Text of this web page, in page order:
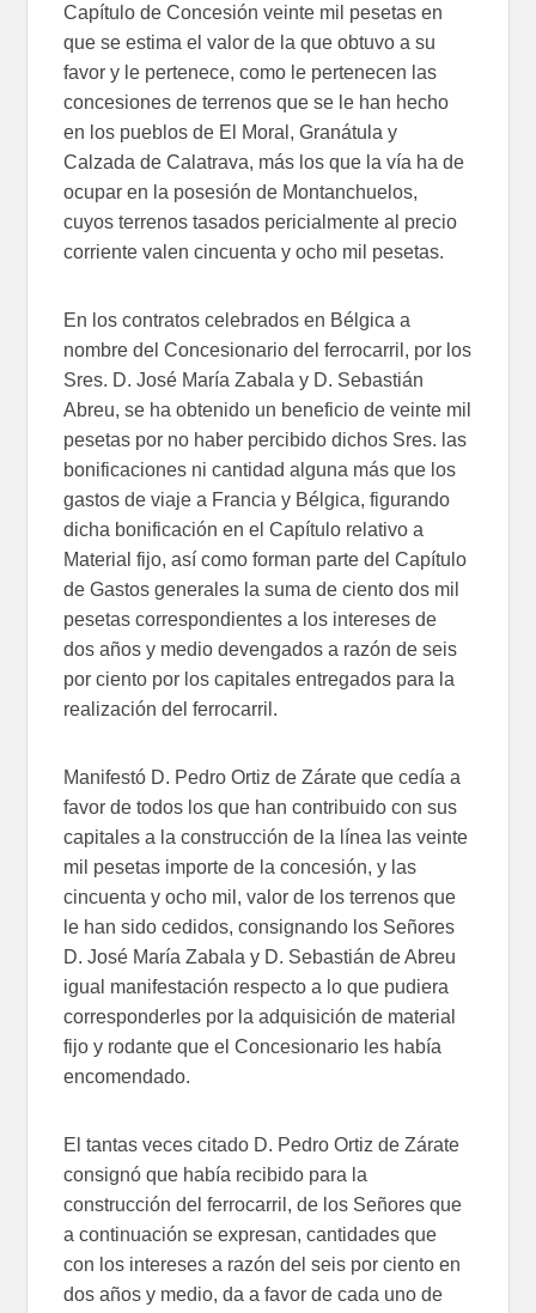
Capítulo de Concesión veinte mil pesetas en
que se estima el valor de la que obtuvo a su
favor y le pertenece, como le pertenecen las
concesiones de terrenos que se le han hecho
en los pueblos de El Moral, Granátula y
Calzada de Calatrava, más los que la vía ha de
ocupar en la posesión de Montanchuelos,
cuyos terrenos tasados pericialmente al precio
corriente valen cincuenta y ocho mil pesetas.
En los contratos celebrados en Bélgica a
nombre del Concesionario del ferrocarril, por los
Sres. D. José María Zabala y D. Sebastián
Abreu, se ha obtenido un beneficio de veinte mil
pesetas por no haber percibido dichos Sres. las
bonificaciones ni cantidad alguna más que los
gastos de viaje a Francia y Bélgica, figurando
dicha bonificación en el Capítulo relativo a
Material fijo, así como forman parte del Capítulo
de Gastos generales la suma de ciento dos mil
pesetas correspondientes a los intereses de
dos años y medio devengados a razón de seis
por ciento por los capitales entregados para la
realización del ferrocarril.
Manifestó D. Pedro Ortiz de Zárate que cedía a
favor de todos los que han contribuido con sus
capitales a la construcción de la línea las veinte
mil pesetas importe de la concesión, y las
cincuenta y ocho mil, valor de los terrenos que
le han sido cedidos, consignando los Señores
D. José María Zabala y D. Sebastián de Abreu
igual manifestación respecto a lo que pudiera
corresponderles por la adquisición de material
fijo y rodante que el Concesionario les había
encomendado.
El tantas veces citado D. Pedro Ortiz de Zárate
consignó que había recibido para la
construcción del ferrocarril, de los Señores que
a continuación se expresan, cantidades que
con los intereses a razón del seis por ciento en
dos años y medio, da a favor de cada uno de